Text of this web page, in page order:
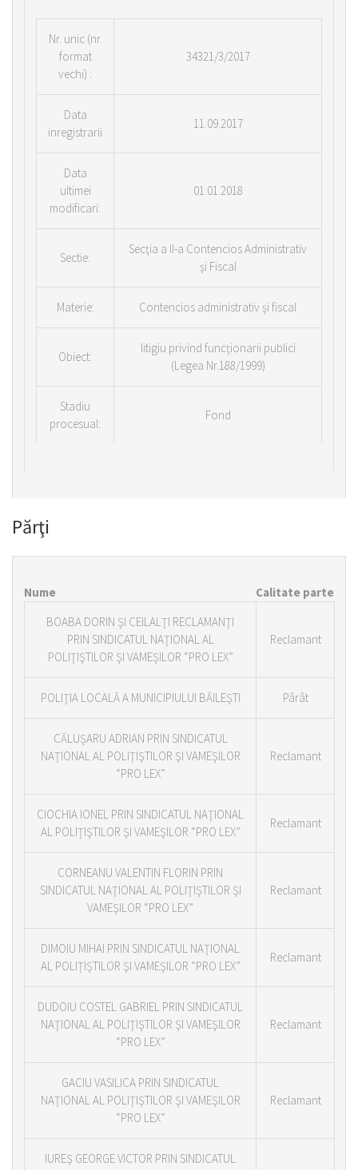
Nr. unic (nr.
format
vechi) :
34321/3/2017
Data
inregistrarii
11.09.2017
Data
ultimei
modificari:
01.01.2018
Sectie:
Secţia a II-a Contencios Administrativ
şi Fiscal
Materie: Contencios administrativ şi fiscal
Obiect:
litigiu privind funcţionarii publici
(Legea Nr.188/1999)
Stadiu
procesual:
Fond
Părţi
Nume
Calitate parte
BOABA DORIN ŞI CEILALŢI RECLAMANŢI
PRIN SINDICATUL NAŢIONAL AL
POLIŢIŞTILOR ŞI VAMEŞILOR “PRO LEX”
Reclamant
POLIŢIA LOCALĂ A MUNICIPIULUI BĂILEŞTI Pârât
CĂLUŞARU ADRIAN PRIN SINDICATUL
NAŢIONAL AL POLIŢIŞTILOR ŞI VAMEŞILOR
“PRO LEX”
Reclamant
CIOCHIA IONEL PRIN SINDICATUL NAŢIONAL
AL POLIŢIŞTILOR ŞI VAMEŞILOR “PRO LEX”
Reclamant
CORNEANU VALENTIN FLORIN PRIN
SINDICATUL NAŢIONAL AL POLIŢIŞTILOR ŞI
VAMEŞILOR “PRO LEX”
Reclamant
DIMOIU MIHAI PRIN SINDICATUL NAŢIONAL
AL POLIŢIŞTILOR ŞI VAMEŞILOR “PRO LEX”
Reclamant
DUDOIU COSTEL GABRIEL PRIN SINDICATUL
NAŢIONAL AL POLIŢIŞTILOR ŞI VAMEŞILOR
“PRO LEX”
Reclamant
GACIU VASILICA PRIN SINDICATUL
NAŢIONAL AL POLIŢIŞTILOR ŞI VAMEŞILOR
“PRO LEX”
Reclamant
IUREŞ GEORGE VICTOR PRIN SINDICATUL